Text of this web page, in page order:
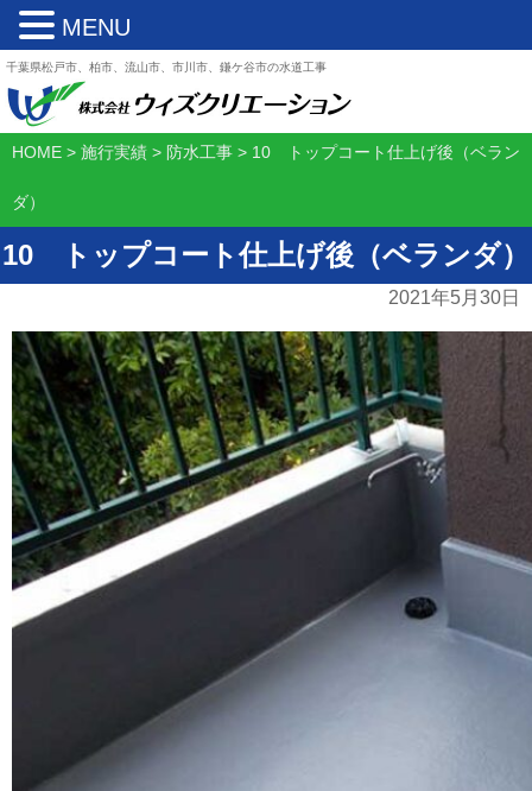
千葉県松戸市、柏市、流山市、市川市、鎌ケ谷市の水道工事
HOME > 施行実績 > 防水工事 > 10 トップコート仕上げ後（ベラン
ダ）
10 トップコート仕上げ後（ベランダ）
2021年5月30日
MENU